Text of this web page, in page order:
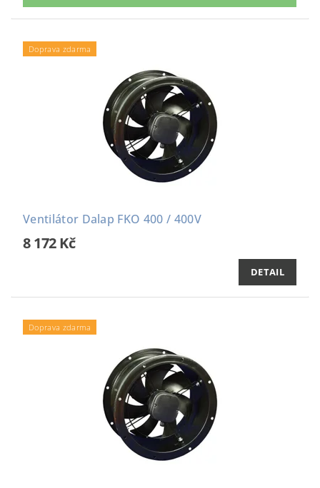
Doprava zdarma
Ventilátor Dalap FKO 400 / 400V
8 172 Kč
DETAIL
Doprava zdarma